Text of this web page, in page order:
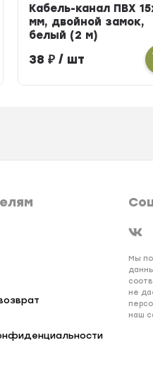
Кабель-канал ПВХ
мм, двойной замок,
белый (2 м)
38₽ / шт
Мы
не
наш